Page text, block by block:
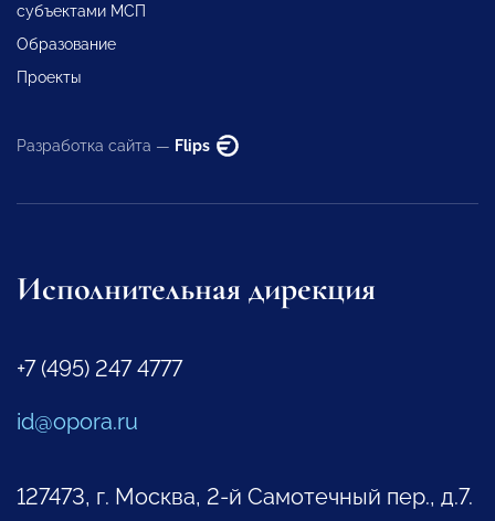
субъектами МСП
Образование
Проекты
Разработка сайта — Flips
Исполнительная дирекция
+7 (495) 247 4777
id@opora.ru
127473, г. Москва, 2-й Самотечный пер., д.7.